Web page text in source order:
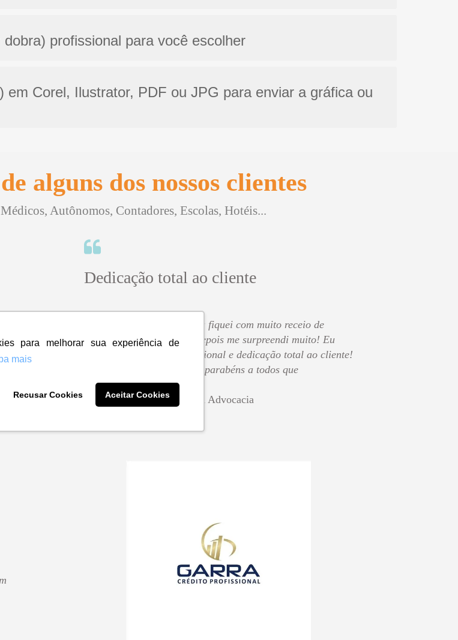
para melhorar sua experiência de
mais
Recusar Cookies Aceitar Cookies
profissional para você escolher
em Corel, Ilustrator, PDF ou JPG para enviar a gráfica ou
alguns dos nossos clientes
Autônomos, Contadores, Escolas, Hotéis...
Dedicação total ao cliente
"Sinceramente, no início eu fiquei com muito receio de
contratar a empresa mas depois me surpreendi muito! Eu
amei! Super rápido, profissional e dedicação total ao cliente!
Eu indico, aprovo e dou os parabéns a todos que
participaram!
Cliente: Ellen Dias da Silva Advocacia